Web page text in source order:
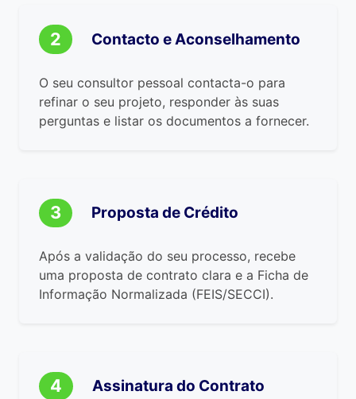
2 Contacto e Aconselhamento
O seu consultor pessoal contacta-o para
refinar o seu projeto, responder às suas
perguntas e listar os documentos a fornecer.
3 Proposta de Crédito
Após a validação do seu processo, recebe
uma proposta de contrato clara e a Ficha de
Informação Normalizada (FEIS/SECCI).
4 Assinatura do Contrato